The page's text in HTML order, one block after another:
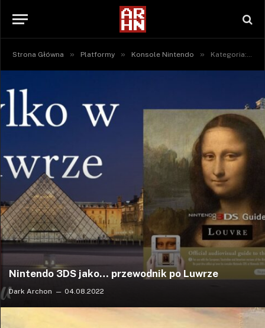
Strona Główna » Platformy » Konsole Nintendo » Kategoria: "Nintendo 3DS"
Nintendo 3DS jako… przewodnik po Luwrze
Dark Archon 04.08.2022